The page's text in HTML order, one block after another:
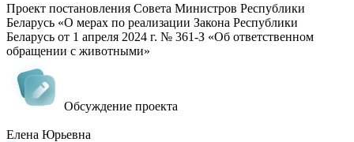
Проект постановления Совета Министров Республики
Беларусь «О мерах по реализации Закона Республики
Беларусь от 1 апреля 2024 г. № 361-З «Об ответственном
обращении с животными»
Обсуждение проекта
Елена Юрьевна